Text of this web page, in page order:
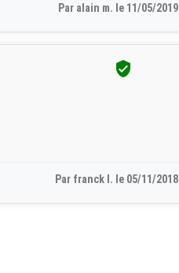
Par alain m. le 11/05/2019

Par franck l. le 05/11/2018